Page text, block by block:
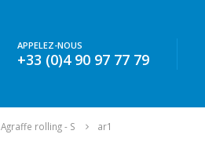
APPELEZ-NOUS
+33 (0)4 90 97 77 79
Agraffe rolling - S ar1